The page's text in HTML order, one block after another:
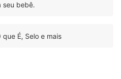
seu bebê.
que É, Selo e mais